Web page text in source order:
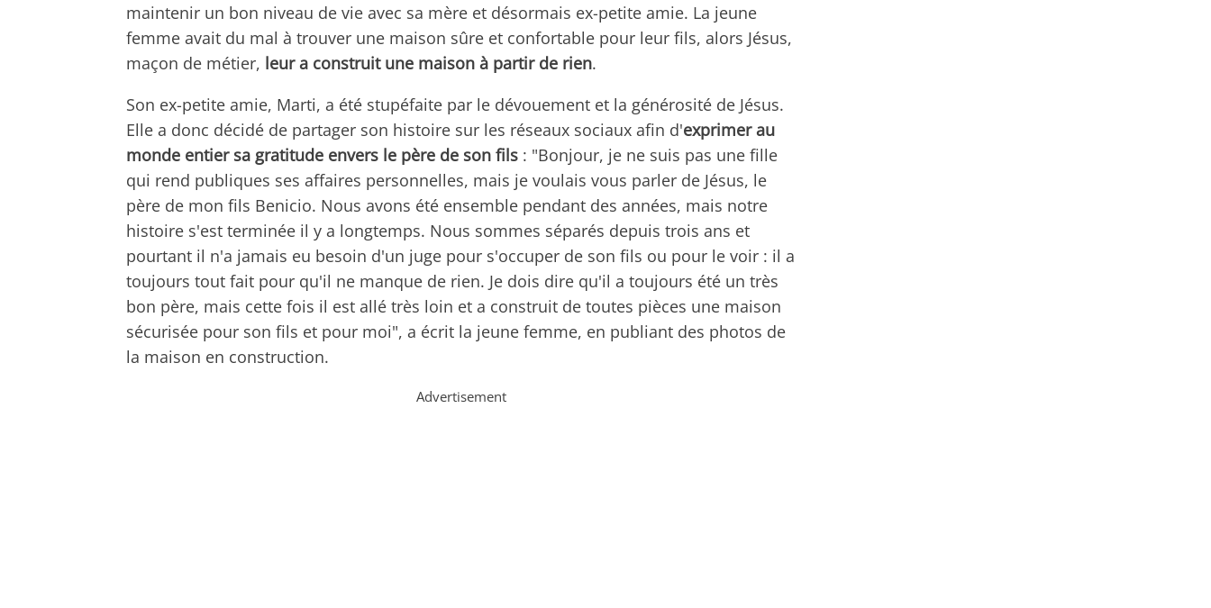
maintenir un bon niveau de vie avec sa mère et désormais ex-petite amie. La jeune
femme avait du mal à trouver une maison sûre et confortable pour leur fils, alors Jésus,
maçon de métier, leur a construit une maison à partir de rien.
Son ex-petite amie, Marti, a été stupéfaite par le dévouement et la générosité de Jésus.
Elle a donc décidé de partager son histoire sur les réseaux sociaux afin d'exprimer au
monde entier sa gratitude envers le père de son fils : "Bonjour, je ne suis pas une fille
qui rend publiques ses affaires personnelles, mais je voulais vous parler de Jésus, le
père de mon fils Benicio. Nous avons été ensemble pendant des années, mais notre
histoire s'est terminée il y a longtemps. Nous sommes séparés depuis trois ans et
pourtant il n'a jamais eu besoin d'un juge pour s'occuper de son fils ou pour le voir : il a
toujours tout fait pour qu'il ne manque de rien. Je dois dire qu'il a toujours été un très
bon père, mais cette fois il est allé très loin et a construit de toutes pièces une maison
sécurisée pour son fils et pour moi", a écrit la jeune femme, en publiant des photos de
la maison en construction.
Advertisement